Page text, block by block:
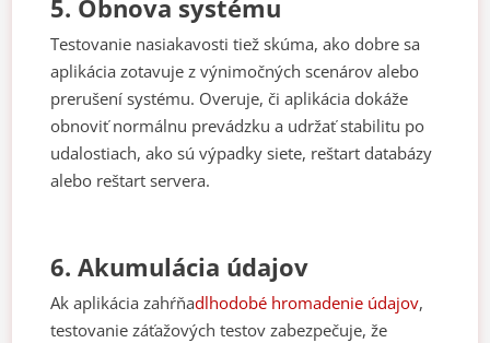
5. Obnova systému
Testovanie nasiakavosti tiež skúma, ako dobre sa
aplikácia zotavuje z výnimočných scenárov alebo
prerušení systému. Overuje, či aplikácia dokáže
obnoviť normálnu prevádzku a udržať stabilitu po
udalostiach, ako sú výpadky siete, reštart databázy
alebo reštart servera.
6. Akumulácia údajov
Ak aplikácia zahŕňadlhodobé hromadenie údajov,
testovanie záťažových testov zabezpečuje, že